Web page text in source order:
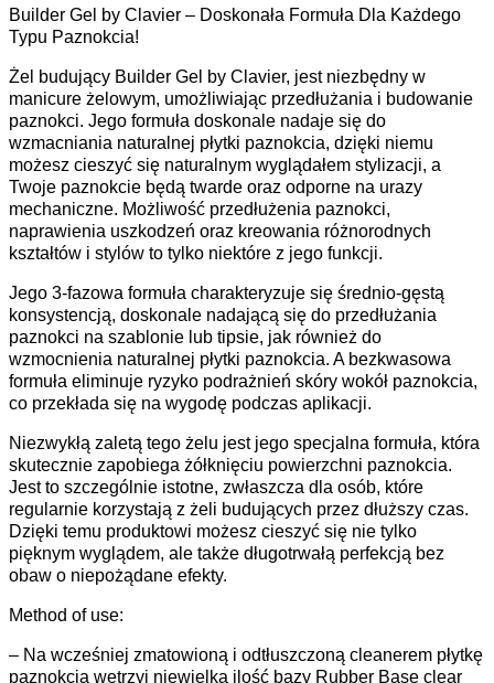
Builder Gel by Clavier – Doskonała Formuła Dla Każdego
Typu Paznokcia!
Żel budujący Builder Gel by Clavier, jest niezbędny w
manicure żelowym, umożliwiając przedłużania i budowanie
paznokci. Jego formuła doskonale nadaje się do
wzmacniania naturalnej płytki paznokcia, dzięki niemu
możesz cieszyć się naturalnym wyglądałem stylizacji, a
Twoje paznokcie będą twarde oraz odporne na urazy
mechaniczne. Możliwość przedłużenia paznokci,
naprawienia uszkodzeń oraz kreowania różnorodnych
kształtów i stylów to tylko niektóre z jego funkcji.
Jego 3-fazowa formuła charakteryzuje się średnio-gęstą
konsystencją, doskonale nadającą się do przedłużania
paznokci na szablonie lub tipsie, jak również do
wzmocnienia naturalnej płytki paznokcia. A bezkwasowa
formuła eliminuje ryzyko podrażnień skóry wokół paznokcia,
co przekłada się na wygodę podczas aplikacji.
Niezwykłą zaletą tego żelu jest jego specjalna formuła, która
skutecznie zapobiega żółknięciu powierzchni paznokcia.
Jest to szczególnie istotne, zwłaszcza dla osób, które
regularnie korzystają z żeli budujących przez dłuższy czas.
Dzięki temu produktowi możesz cieszyć się nie tylko
pięknym wyglądem, ale także długotrwałą perfekcją bez
obaw o niepożądane efekty.
Method of use:
– Na wcześniej zmatowioną i odtłuszczoną cleanerem płytkę
paznokcia wetrzyj niewielką ilość bazy Rubber Base clear